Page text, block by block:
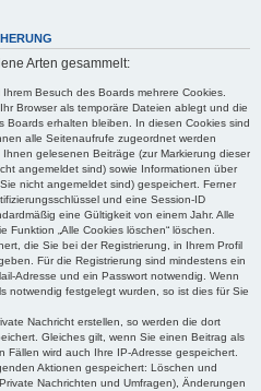
Arten gesammelt:
Besuch des Boards mehrere Cookies.
Browser als temporäre Dateien ablegt und die
Boards erhalten bleiben. In diesen Cookies sind
alle Seitenaufrufe zugeordnet werden
gelesenen Beiträge (zur Markierung dieser
angemeldet sind) sowie Informationen über
nicht angemeldet sind) gespeichert. Ferner
und eine Session-ID
eine Gültigkeit von einem Jahr. Alle
Funktion „Alle Cookies löschen“ löschen.
die Sie bei der Registrierung, in Ihrem Profil
Für die Registrierung sind mindestens ein
Adresse und ein Passwort notwendig. Wenn
notwendig festgelegt wurden, so ist dies für Sie
Nachricht erstellen, so werden die dort
Gleiches gilt, wenn Sie einen Beitrag als
Fällen wird auch Ihre IP-Adresse gespeichert.
Aktionen gespeichert: Löschen und
Nachrichten und Umfragen), Änderungen